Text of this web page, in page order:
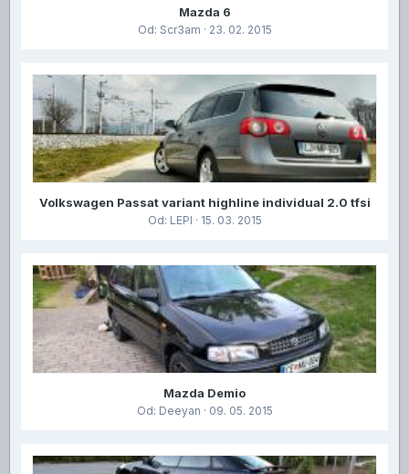
Mazda 6
Od: Scr3am · 23. 02. 2015
Volkswagen Passat variant highline individual 2.0 tfsi
Od: LEPI · 15. 03. 2015
Mazda Demio
Od: Deeyan · 09. 05. 2015